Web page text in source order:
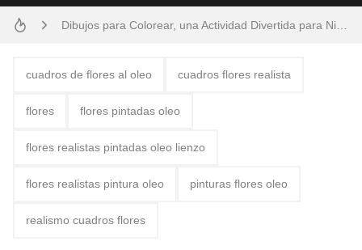
Dibujos Fáciles Para Pintar con Acrílico (Minimalismo Artístico)
Que significan los cuadros de negras africanas?
cuadros de flores al oleo cuadros flores realista
flores flores pintadas oleo
flores realistas pintadas oleo lienzo
flores realistas pintura oleo pinturas flores oleo
realismo cuadros flores